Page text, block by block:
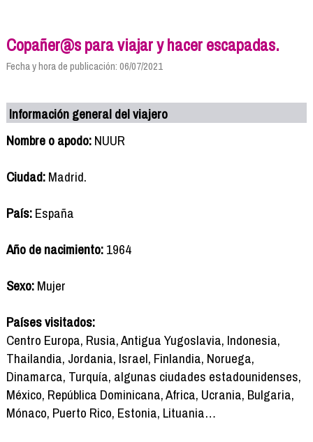
Copañer@s para viajar y hacer escapadas.
Fecha y hora de publicación: 06/07/2021
Información general del viajero
Nombre o apodo:NUUR
Ciudad:Madrid.
País:España
Año de nacimiento:1964
Sexo:Mujer
Países visitados:
Centro Europa, Rusia, Antigua Yugoslavia, Indonesia,
Thailandia, Jordania, Israel, Finlandia, Noruega,
Dinamarca, Turquía, algunas ciudades estadounidenses,
México, República Dominicana, Africa, Ucrania, Bulgaria,
Mónaco, Puerto Rico, Estonia, Lituania…